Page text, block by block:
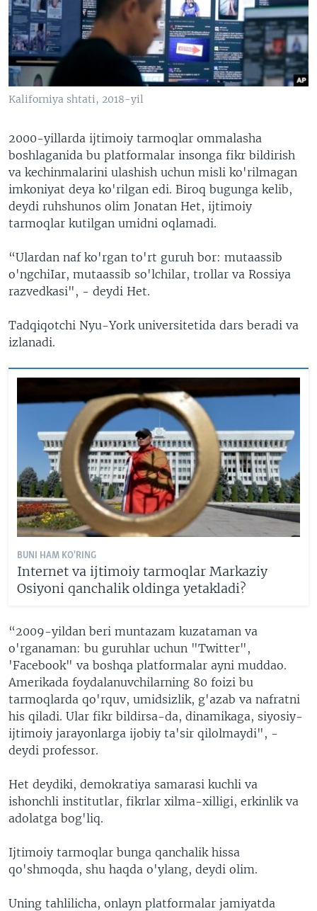
VIDEO
XABARLAR SURATLARDA
ODNOKLASSNIKI
TELEGRAM
TWITTER
SOUNDCLOUD
VOA
Kaliforniya shtati, 2018-yil
2000-yillarda ijtimoiy tarmoqlar ommalasha
boshlaganida bu platformalar insonga fikr bildirish
va kechinmalarini ulashish uchun misli ko'rilmagan
imkoniyat deya ko'rilgan edi. Biroq bugunga kelib,
deydi ruhshunos olim Jonatan Het, ijtimoiy
tarmoqlar kutilgan umidni oqlamadi.
“Ulardan naf ko'rgan to'rt guruh bor: mutaassib
o'ngchiIar, mutaassib so'lchilar, trollar va Rossiya
razvedkasi", - deydi Het.
Tadqiqotchi Nyu-York universitetida dars beradi va
izlanadi.
BUNI HAM KO'RING
Internet va ijtimoiy tarmoqlar Markaziy
Osiyoni qanchalik oldinga yetakladi?
“2009-yildan beri muntazam kuzataman va
o'rganaman: bu guruhlar uchun "Twitter",
'Facebook" va boshqa platformalar ayni muddao.
Amerikada foydalanuvchilarning 80 foizi bu
tarmoqlarda qo'rquv, umidsizlik, g'azab va nafratni
his qiladi. Ular fikr bildirsa-da, dinamikaga, siyosiy-
ijtimoiy jarayonlarga ijobiy ta'sir qilolmaydi", -
deydi professor.
Het deydiki, demokratiya samarasi kuchli va
ishonchli institutlar, fikrlar xilma-xilligi, erkinlik va
adolatga bog'liq.
Ijtimoiy tarmoqlar bunga qanchalik hissa
qo'shmoqda, shu haqda o'ylang, deydi olim.
Uning tahlilicha, onlayn platformalar jamiyatda